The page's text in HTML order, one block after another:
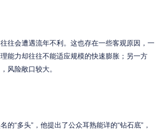
会遭遇流年不利。这也存在一些客观原因，一
能力却往往不能适应规模的快速膨胀；另一方
风险敞口较大。
“多头”，他提出了公众耳熟能详的“钻石底”，